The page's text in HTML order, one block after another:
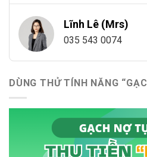
Lĩnh Lê (Mrs)
035 543 0074
DÙNG THỬ TÍNH NĂNG